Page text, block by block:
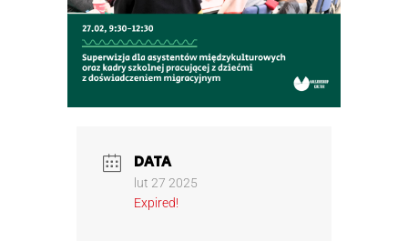
DATA
lut 27 2025
Expired!